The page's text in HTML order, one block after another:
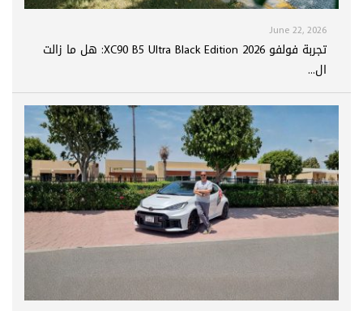
June 22, 2026
تجربة فولفو XC90 B5 Ultra Black Edition 2026: هل ما زالت
ال...